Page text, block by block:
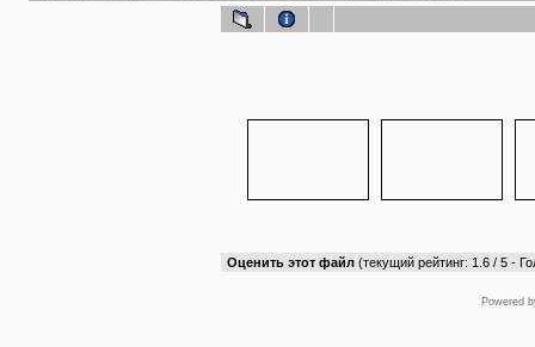
Оценить этот файл (текущий рейтинг: 1.6 / 5 -
Powered